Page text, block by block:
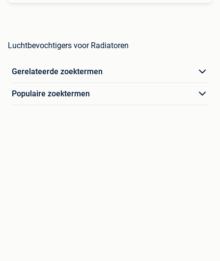
Luchtbevochtigers voor Radiatoren
Gerelateerde zoektermen
Populaire zoektermen